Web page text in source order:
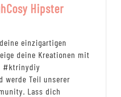
Hipster
einzigartigen
deine Kreationen mit
#ktrinydiy
werde Teil unserer
Lass dich